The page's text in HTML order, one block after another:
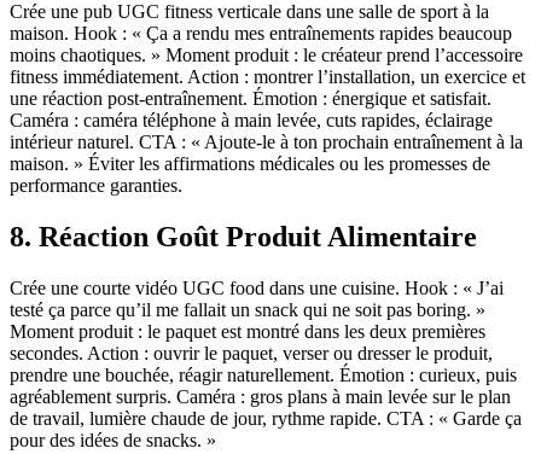
Crée une pub UGC fitness verticale dans une salle de sport à la
maison. Hook : « Ça a rendu mes entraînements rapides beaucoup
moins chaotiques. » Moment produit : le créateur prend l’accessoire
fitness immédiatement. Action : montrer l’installation, un exercice et
une réaction post-entraînement. Émotion : énergique et satisfait.
Caméra : caméra téléphone à main levée, cuts rapides, éclairage
intérieur naturel. CTA : « Ajoute-le à ton prochain entraînement à la
maison. » Éviter les affirmations médicales ou les promesses de
performance garanties.
8. Réaction Goût Produit Alimentaire
Crée une courte vidéo UGC food dans une cuisine. Hook : « J’ai
testé ça parce qu’il me fallait un snack qui ne soit pas boring. »
Moment produit : le paquet est montré dans les deux premières
secondes. Action : ouvrir le paquet, verser ou dresser le produit,
prendre une bouchée, réagir naturellement. Émotion : curieux, puis
agréablement surpris. Caméra : gros plans à main levée sur le plan
de travail, lumière chaude de jour, rythme rapide. CTA : « Garde ça
pour des idées de snacks. »